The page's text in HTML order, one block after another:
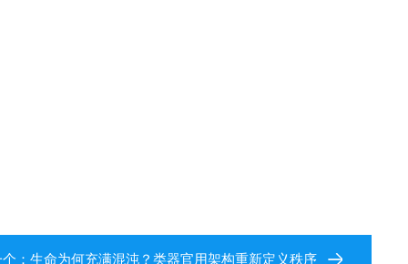
： 生命为何充满混沌？类器官用架构重新定义秩序